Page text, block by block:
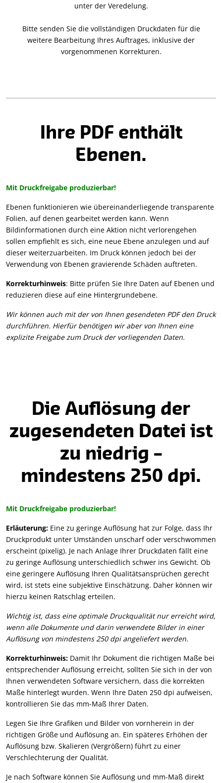
unter der Veredelung.
Bitte senden Sie die vollständigen Druckdaten für die
weitere Bearbeitung Ihres Auftrages, inklusive der
vorgenommenen Korrekturen.
Ihre PDF enthält
Ebenen.
Mit Druckfreigabe produzierbar!
Ebenen funktionieren wie übereinanderliegende transparente
Folien, auf denen gearbeitet werden kann. Wenn
Bildinformationen durch eine Aktion nicht verlorengehen
sollen empfiehlt es sich, eine neue Ebene anzulegen und auf
dieser weiterzuarbeiten. Im Druck können jedoch bei der
Verwendung von Ebenen gravierende Schäden auftreten.
Korrekturhinweis: Bitte prüfen Sie Ihre Daten auf Ebenen und
reduzieren diese auf eine Hintergrundebene.
Wir können auch mit der von Ihnen gesendeten PDF den Druck
durchführen. Hierfür benötigen wir aber von Ihnen eine
explizite Freigabe zum Druck der vorliegenden Daten.
Die Auflösung der
zugesendeten Datei ist
zu niedrig –
mindestens 250 dpi.
Mit Druckfreigabe produzierbar!
Erläuterung: Eine zu geringe Auflösung hat zur Folge, dass Ihr
Druckprodukt unter Umständen unscharf oder verschwommen
erscheint (pixelig). Je nach Anlage Ihrer Druckdaten fällt eine
zu geringe Auflösung unterschiedlich schwer ins Gewicht. Ob
eine geringere Auflösung Ihren Qualitätsansprüchen gerecht
wird, ist stets eine subjektive Einschätzung. Daher können wir
hierzu keinen Ratschlag erteilen.
Wichtig ist, dass eine optimale Druckqualität nur erreicht wird,
wenn alle Dokumente und darin verwendete Bilder in einer
Auflösung von mindestens 250 dpi angeliefert werden.
Korrekturhinweis: Damit Ihr Dokument die richtigen Maße bei
entsprechender Auflösung erreicht, sollten Sie sich in der von
Ihnen verwendeten Software versichern, dass die korrekten
Maße hinterlegt wurden. Wenn Ihre Daten 250 dpi aufweisen,
kontrollieren Sie das mm-Maß Ihrer Daten.
Legen Sie Ihre Grafiken und Bilder von vornherein in der
richtigen Größe und Auflösung an. Ein späteres Erhöhen der
Auflösung bzw. Skalieren (Vergrößern) führt zu einer
Verschlechterung der Qualität.
Je nach Software können Sie Auflösung und mm-Maß direkt